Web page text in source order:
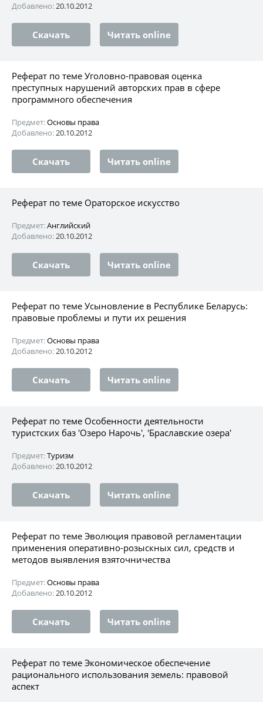
Добавлено:20.10.2012
Скачать Читать online
Реферат по теме Уголовно-правовая оценка
преступных нарушений авторских прав в сфере
программного обеспечения
Предмет:Основы права
Добавлено:20.10.2012
Скачать Читать online
Реферат по теме Ораторское искусство
Предмет:Английский
Добавлено:20.10.2012
Скачать Читать online
Реферат по теме Усыновление в Республике Беларусь:
правовые проблемы и пути их решения
Предмет:Основы права
Добавлено:20.10.2012
Скачать Читать online
Реферат по теме Особенности деятельности
туристских баз 'Озеро Нарочь', 'Браславские озера'
Предмет:Туризм
Добавлено:20.10.2012
Скачать Читать online
Реферат по теме Эволюция правовой регламентации
применения оперативно-розыскных сил, средств и
методов выявления взяточничества
Предмет:Основы права
Добавлено:20.10.2012
Скачать Читать online
Реферат по теме Экономическое обеспечение
рационального использования земель: правовой
аспект